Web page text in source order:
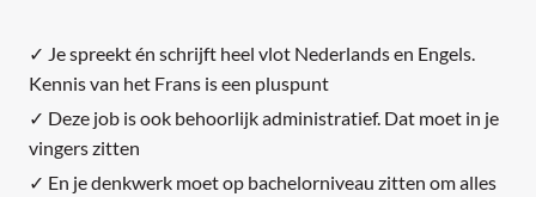
✓ Je spreekt én schrijft heel vlot Nederlands en Engels.
Kennis van het Frans is een pluspunt
✓ Deze job is ook behoorlijk administratief. Dat moet in je
vingers zitten
✓ En je denkwerk moet op bachelorniveau zitten om alles